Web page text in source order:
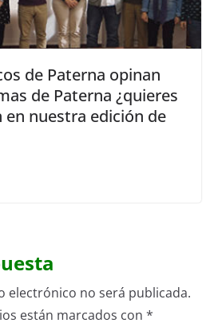
de Paterna opinan
de Paterna ¿quieres
en nuestra edición de
electrónico no será publicada.
están marcados con *